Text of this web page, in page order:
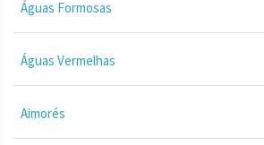
Águas Formosas
Águas Vermelhas
Aimorés